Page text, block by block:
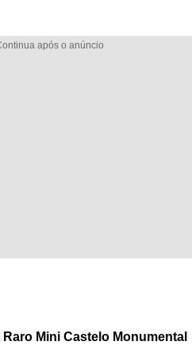
Raro Mini Castelo Monumental